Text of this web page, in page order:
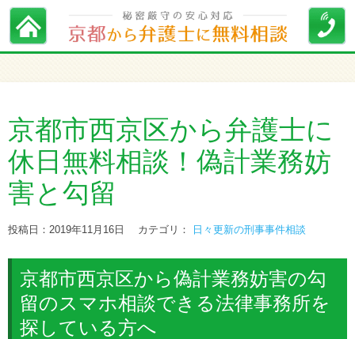
京都市西京区から弁護士に
休日無料相談！偽計業務妨
害と勾留
投稿日：2019年11月16日 カテゴリ： 日々更新の刑事事件相談
京都市西京区から偽計業務妨害の勾
留のスマホ相談できる法律事務所を
探している方へ